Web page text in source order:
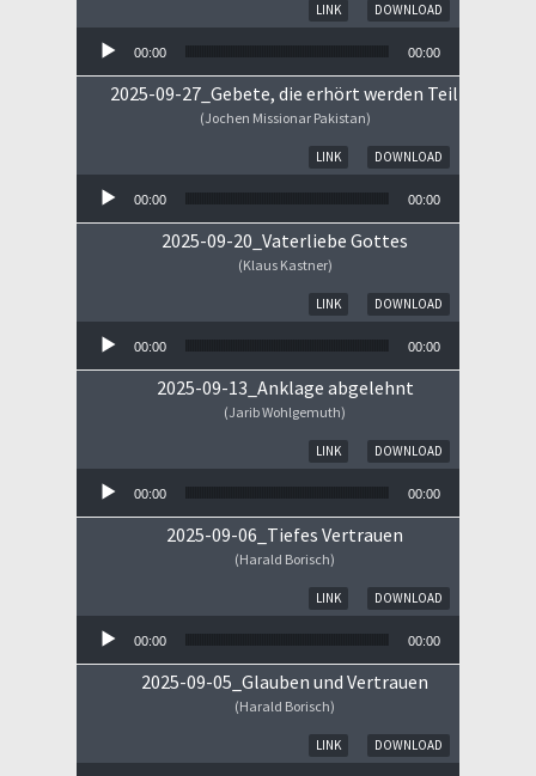
DOWNLOAD
LINK
00:00 00:00
2025-09-27_Gebete, die erhört werden Teil I
(Jochen Missionar Pakistan)
DOWNLOAD
LINK
00:00 00:00
2025-09-20_Vaterliebe Gottes
(Klaus Kastner)
DOWNLOAD
LINK
00:00 00:00
2025-09-13_Anklage abgelehnt
(Jarib Wohlgemuth)
DOWNLOAD
LINK
00:00 00:00
2025-09-06_Tiefes Vertrauen
(Harald Borisch)
DOWNLOAD
LINK
00:00 00:00
2025-09-05_Glauben und Vertrauen
(Harald Borisch)
DOWNLOAD
LINK